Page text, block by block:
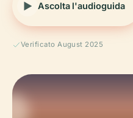
Ascolta l'audioguida
Verificato August 2025